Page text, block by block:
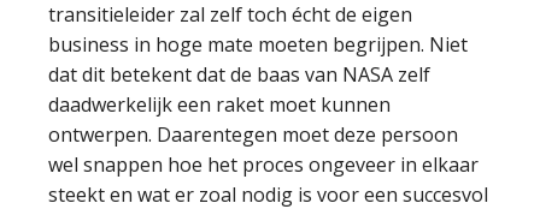
transitieleider zal zelf toch écht de eigen
business in hoge mate moeten begrijpen. Niet
dat dit betekent dat de baas van NASA zelf
daadwerkelijk een raket moet kunnen
ontwerpen. Daarentegen moet deze persoon
wel snappen hoe het proces ongeveer in elkaar
steekt en wat er zoal nodig is voor een succesvol